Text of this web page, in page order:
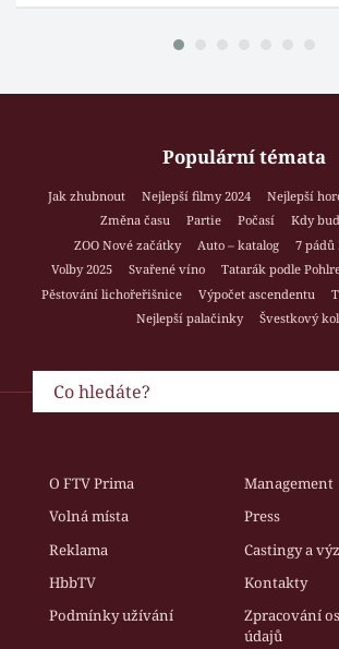
Populární témata
Jak zhubnout Nejlepší filmy 2024 Nejlepší
Změna času
Partie Počasí
Kdy
ZOO Nové začátky
Auto – katalog
7 pádů
Volby 2025
Svařené víno Tatarák podle
Pěstování lichořeřišnice
Výpočet ascendentu
Nejlepší palačinky
Švestkový
O FTV Prima
Management
Volná místa
Press
Reklama
Castingy a
HbbTV
Kontakty
Podmínky užívání
Zpracování
údajů